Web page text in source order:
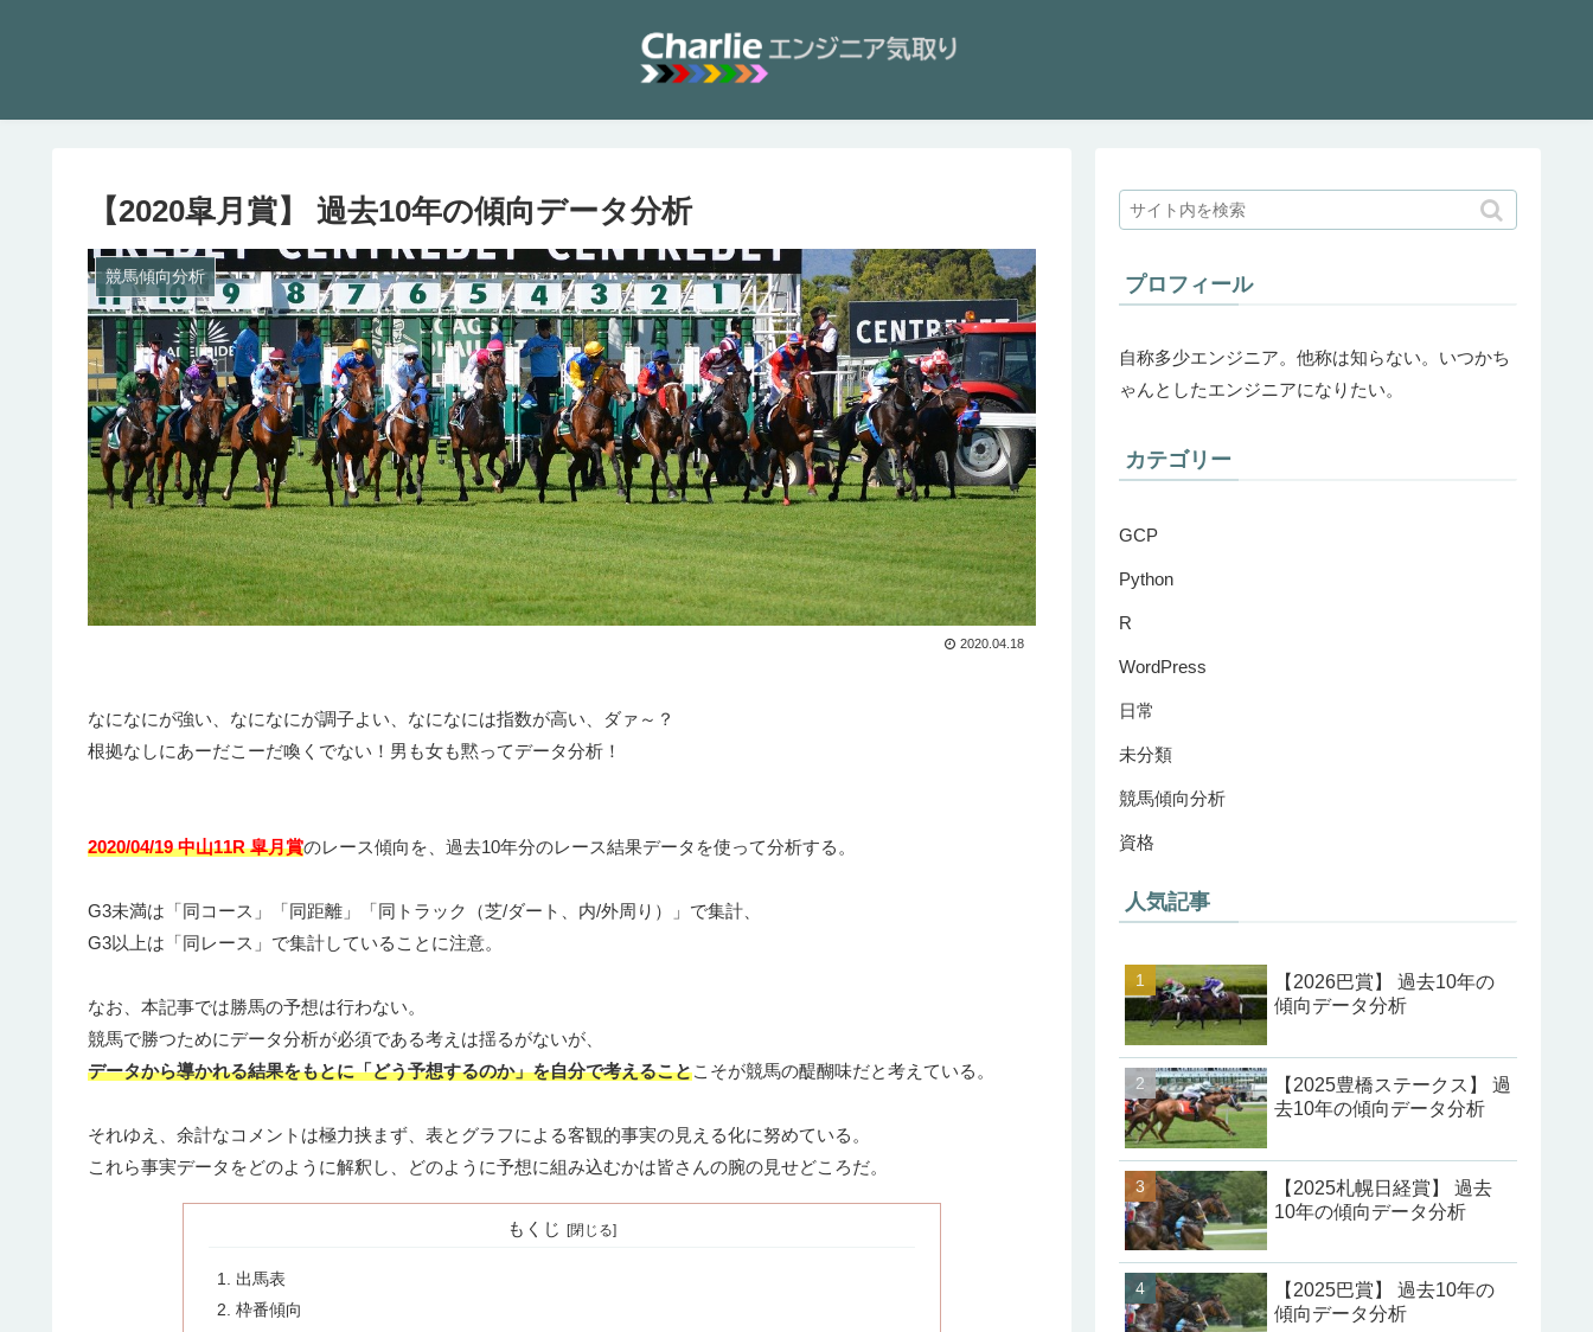
【2020皐月賞】 過去10年の傾向データ分析
競馬傾向分析
2020.04.18
なになにが強い、なになにが調子よい、なになには指数が高い、ダァ～？
根拠なしにあーだこーだ喚くでない！男も女も黙ってデータ分析！
2020/04/19 中山11R 皐月賞のレース傾向を、過去10年分のレース結果データを使って分析する。
G3未満は「同コース」「同距離」「同トラック（芝/ダート、内/外周り）」で集計、
G3以上は「同レース」で集計していることに注意。
なお、本記事では勝馬の予想は行わない。
競馬で勝つためにデータ分析が必須である考えは揺るがないが、
データから導かれる結果をもとに「どう予想するのか」を自分で考えることこそが競馬の醍醐味だと考えている。
それゆえ、余計なコメントは極力挟まず、表とグラフによる客観的事実の見える化に努めている。
これら事実データをどのように解釈し、どのように予想に組み込むかは皆さんの腕の見せどころだ。
もくじ
出馬表
枠番傾向
プロフィール
自称多少エンジニア。他称は知らない。いつかち
ゃんとしたエンジニアになりたい。
カテゴリー
GCP
Python
R
WordPress
日常
未分類
競馬傾向分析
資格
人気記事
【2026巴賞】 過去10年の
傾向データ分析
【2025豊橋ステークス】 過
去10年の傾向データ分析
【2025札幌日経賞】 過去
10年の傾向データ分析
【2025巴賞】 過去10年の
傾向データ分析